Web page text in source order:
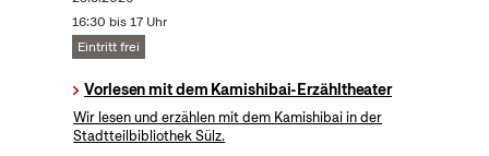
16:30 bis 17 Uhr
Eintritt frei
Vorlesen mit dem Kamishibai-Erzähltheater
Wir lesen und erzählen mit dem Kamishibai in der
Stadtteilbibliothek Sülz.